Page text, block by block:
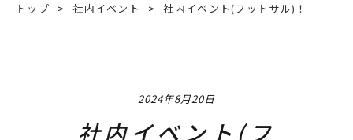
トップ 社内イベント 社内イベント(フットサル)！
2024年8月20日
社内イベント(フ